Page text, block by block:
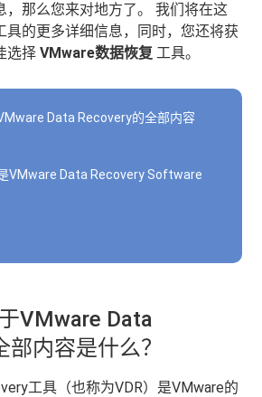
，那么您来对地方了。 我们将在这
具的更多详细信息，同时，您还将获
选择VMware数据恢复 工具。
Data Recovery的全部内容
VMware Data Recovery Software
VMware Data
内容是什么？
工具（也称为VDR）是VMware的